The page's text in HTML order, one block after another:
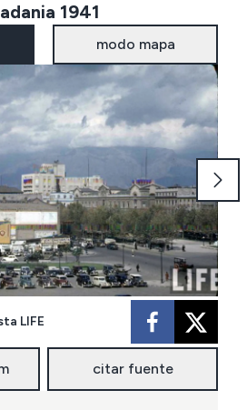
1941
modo mapa
LIFE
citar fuente